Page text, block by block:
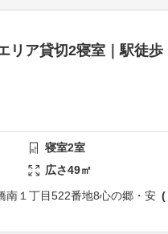
リア貸切2寝室｜駅徒歩
寝室2室
広さ49㎡
南１丁目522番地8心の郷・安